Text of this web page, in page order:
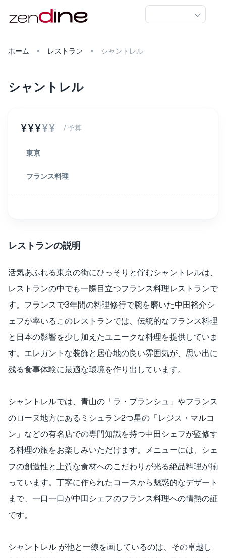
ホーム レストラン シャントレル
シャントレル
¥¥¥¥¥ / 予算
東京
フランス料理
レストランの説明
活気あふれる東京の街にひっそりと佇むシャントレルは、
レストランの中でも一際目立つフランス料理レストランで
す。フランスで3年間の料理修行で腕を磨いた中田裕介シ
ェフが率いるこのレストランでは、伝統的なフランス料理
と日本の影響を少し加えたユニークな料理を提供していま
す。エレガントな装飾と居心地の良い雰囲気が、思い出に
残る食事体験に最適な環境を作り出しています。
シャントレルでは、青山の「ラ・ブランシュ」やフランス
のローヌ地方にあるミシュラン2つ星の「レジス・マルコ
ン」などの有名店での専門知識を持つ中田シェフが監修す
る料理の旅をお楽しみいただけます。メニューには、シェ
フの創造性と上質な食材へのこだわりが光る絶品料理が揃
っています。丁寧に作られたコースから魅惑的なデザート
まで、一口一口が中田シェフのフランス料理への情熱の証
です。
シャントレル が他と一線を画しているのは、その卓越し